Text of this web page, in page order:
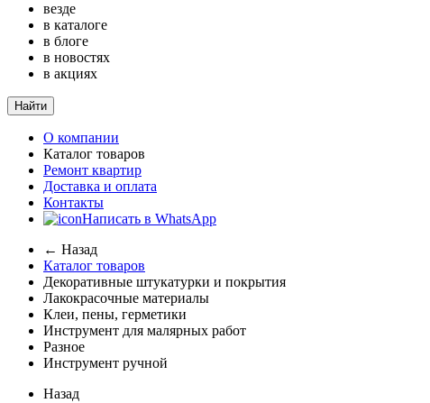
везде
в каталоге
в блоге
в новостях
в акциях
Найти
О компании
Каталог товаров
Ремонт квартир
Доставка и оплата
Контакты
Написать в WhatsApp
← Назад
Каталог товаров
Декоративные штукатурки и покрытия
Лакокрасочные материалы
Клеи, пены, герметики
Инструмент для малярных работ
Разное
Инструмент ручной
Назад